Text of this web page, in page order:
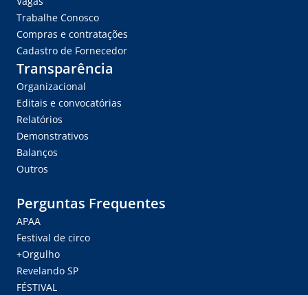
Trabalhe Conosco
Compras e contratações
Cadastro de Fornecedor
Transparência
Organizacional
Editais e convocatórias
Relatórios
Demonstrativos
Balanços
Outros
Perguntas Frequentes
APAA
Festival de circo
+Orgulho
Revelando SP
FÉSTIVAL